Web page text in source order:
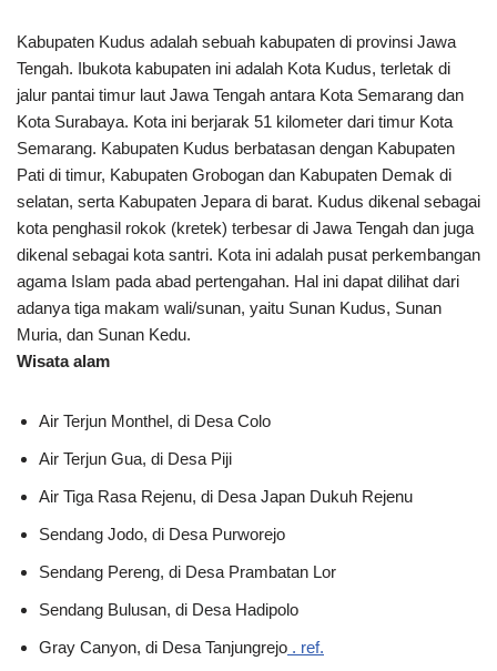
Kabupaten Kudus adalah sebuah kabupaten di provinsi Jawa
Tengah. Ibukota kabupaten ini adalah Kota Kudus, terletak di
jalur pantai timur laut Jawa Tengah antara Kota Semarang dan
Kota Surabaya. Kota ini berjarak 51 kilometer dari timur Kota
Semarang. Kabupaten Kudus berbatasan dengan Kabupaten
Pati di timur, Kabupaten Grobogan dan Kabupaten Demak di
selatan, serta Kabupaten Jepara di barat. Kudus dikenal sebagai
kota penghasil rokok (kretek) terbesar di Jawa Tengah dan juga
dikenal sebagai kota santri. Kota ini adalah pusat perkembangan
agama Islam pada abad pertengahan. Hal ini dapat dilihat dari
adanya tiga makam wali/sunan, yaitu Sunan Kudus, Sunan
Muria, dan Sunan Kedu.
Wisata alam
Air Terjun Monthel, di Desa Colo
Air Terjun Gua, di Desa Piji
Air Tiga Rasa Rejenu, di Desa Japan Dukuh Rejenu
Sendang Jodo, di Desa Purworejo
Sendang Pereng, di Desa Prambatan Lor
Sendang Bulusan, di Desa Hadipolo
Gray Canyon, di Desa Tanjungrejo . ref.